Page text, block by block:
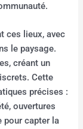
ces lieux, avec
le paysage.
créant un
Cette
précises :
ouvertures
pour capter la